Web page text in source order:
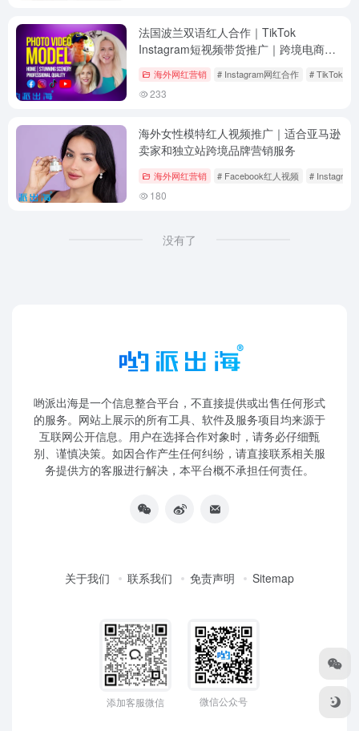
法国波兰双语红人合作｜TikTok
Instagram短视频带货推广｜跨境电商海
海外网红营销 # Instagram网红合作 # TikTok短
233
海外女性模特红人视频推广｜适合亚马逊
卖家和独立站跨境品牌营销服务
海外网红营销 # Facebook红人视频 # Instagram
180
没有了
哟派出海是一个信息整合平台，不直接提供或出售任何形式
的服务。网站上展示的所有工具、软件及服务项目均来源于
互联网公开信息。用户在选择合作对象时，请务必仔细甄
别、谨慎决策。如因合作产生任何纠纷，请直接联系相关服
务提供方的客服进行解决，本平台概不承担任何责任。
关于我们 联系我们 免责声明 Sitemap
添加客服微信 微信公众号